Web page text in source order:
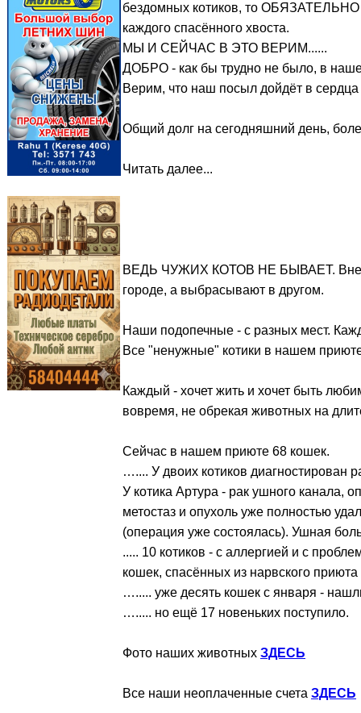
бездомных котиков, то ОБЯЗАТЕЛЬНО
каждого спасённого хвоста.
МЫ И СЕЙЧАС В ЭТО ВЕРИМ......
ДОБРО - как бы трудно не было, в
Верим, что наш посыл дойдёт в
Общий долг на сегодняшний день,
Читать далее...
ВЕДЬ ЧУЖИХ КОТОВ НЕ БЫВАЕТ. Вне
городе, а выбрасывают в другом.
Наши подопечные - с разных мест.
Все "ненужные" котики в нашем приюте
Каждый - хочет жить и хочет быть
вовремя, не обрекая животных на
Сейчас в нашем приюте 68 кошек.
….... У двоих котиков диагностирован
У котика Артура - рак ушного канала,
метостаз и опухоль уже полностью
(операция уже состоялась). Ушная
..... 10 котиков - с аллергией и с
кошек, спасённых из нарвского приюта
…..... уже десять кошек с января -
…..... но ещё 17 новеньких поступило.
Фото наших животных ЗДЕСЬ
Все наши неоплаченные счета ЗДЕСЬ